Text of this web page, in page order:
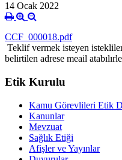
14 Ocak 2022
CCF_000018.pdf
Teklif vermek isteyen
belirtilen adrese meail
Etik Kurulu
Kamu Görevlileri Etik
Kanunlar
Mevzuat
Sağlık Etiği
Afişler ve Yayınlar